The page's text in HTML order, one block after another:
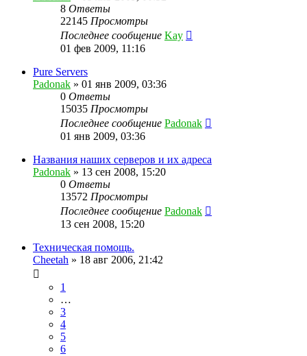
8 Ответы
22145 Просмотры
Последнее сообщение Kay
01 фев 2009, 11:16
Pure Servers
Padonak » 01 янв 2009, 03:36
0 Ответы
15035 Просмотры
Последнее сообщение Padonak
01 янв 2009, 03:36
Названия наших серверов и их адреса
Padonak » 13 сен 2008, 15:20
0 Ответы
13572 Просмотры
Последнее сообщение Padonak
13 сен 2008, 15:20
Техническая помощь.
Cheetah » 18 авг 2006, 21:42
1
…
3
4
5
6